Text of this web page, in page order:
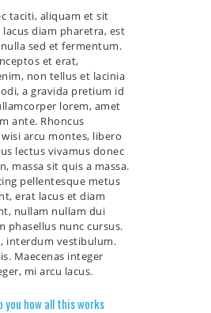
AREA
taciti, aliquam et sit
lacus diam pharetra, est
sed et fermentum.
et erat,
non tellus et lacinia
a gravida pretium id
lorem, amet
ante. Rhoncus
arcu montes, libero
lectus vivamus donec
massa sit quis a massa.
pellentesque metus
erat lacus et diam
nullam nullam dui
phasellus nunc cursus.
interdum vestibulum.
Maecenas integer
mi arcu lacus.
you how all this works